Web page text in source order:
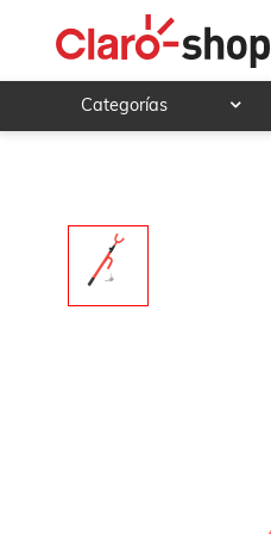
Categorías
Hogar y jardín
Deportes y ocio
Animales y mascotas
Candado Volante Para